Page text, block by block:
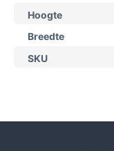
Hoogte
Breedte
SKU